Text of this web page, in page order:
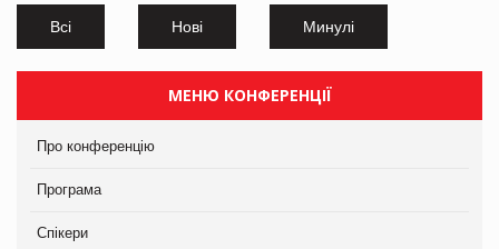
Всі Нові Минулі
МЕНЮ КОНФЕРЕНЦІЇ
Про конференцію
Програма
Спікери